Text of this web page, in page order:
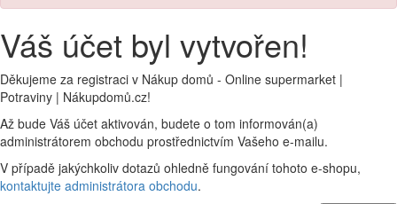
Váš účet byl vytvořen!
Děkujeme za registraci v Nákup domů - Online supermarket |
Potraviny | Nákupdomů.cz!
Až bude Váš účet aktivován, budete o tom informován(a)
administrátorem obchodu prostřednictvím Vašeho e-mailu.
V případě jakýchkoliv dotazů ohledně fungování tohoto e-shopu,
kontaktujte administrátora obchodu.